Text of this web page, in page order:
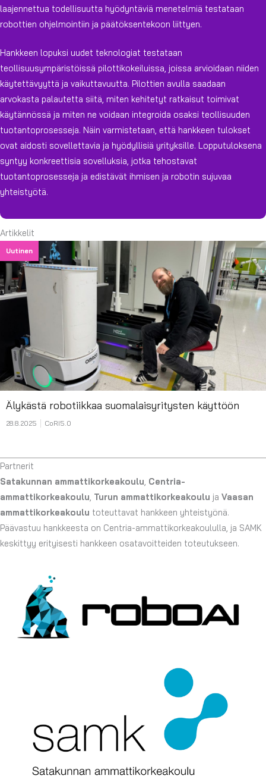
laajennettua todellisuutta hyödyntäviä menetelmiä testataan
robottien ohjelmointiin ja päätöksentekoon liittyen.
Hankkeen lopuksi uudet teknologiat testataan
teollisuusympäristöissä pilottikokeiluissa, joissa arvioidaan niiden
käytettävyyttä ja vaikuttavuutta. Pilottien avulla saadaan
arvokasta palautetta siitä, miten kehitetyt ratkaisut toimivat
käytännössä ja miten ne voidaan integroida osaksi teollisuuden
tuotantoprosesseja. Näin varmistetaan, että hankkeen tulokset
ovat aidosti sovellettavia ja hyödyllisiä yrityksille. Lopputuloksena
syntyy konkreettisia sovelluksia, jotka tehostavat
tuotantoprosesseja ja edistävät ihmisen ja robotin sujuvaa
yhteistyötä.
Artikkelit
Uutinen
Älykästä robotiikkaa suomalaisyritysten käyttöön
28.8.2025 CoRI5.0
Partnerit
Satakunnan ammattikorkeakoulu Centria-
ammattikorkeakoulu Turun ammattikorkeakoulu ja Vaasan
ammattikorkeakoulu toteuttavat hankkeen yhteistyönä.
Päävastuu hankkeesta on Centria-ammattikorkeakoululla, ja SAMK
keskittyy erityisesti hankkeen osatavoitteiden toteutukseen.